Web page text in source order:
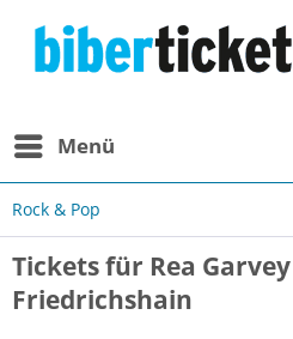
Menü
Rock & Pop
Tickets für Rea
Friedrichshain